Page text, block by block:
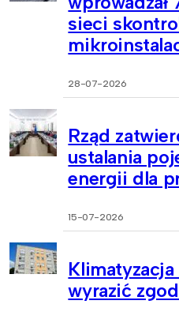
sieci
28-07-2026
Rząd
ustalania
energii dla
15-07-2026
wyrazić